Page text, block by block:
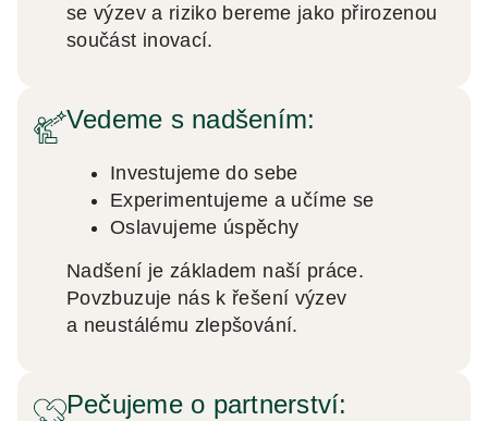
se výzev a riziko bereme jako přirozenou
součást inovací.
Vedeme s nadšením:
Investujeme do sebe
Experimentujeme a učíme se
Oslavujeme úspěchy
Nadšení je základem naší práce.
Povzbuzuje nás k řešení výzev
a neustálému zlepšování.
Pečujeme o partnerství: